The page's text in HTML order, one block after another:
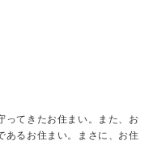
ってきたお住まい。また、お
あるお住まい。まさに、お住